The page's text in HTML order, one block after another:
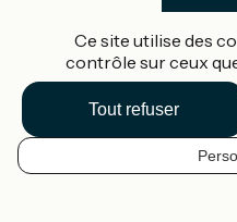
FR
Accueil Vélo Pro
Contact
Mentions légales
Ce site utilise des
contrôle sur ceux
Tout refuser